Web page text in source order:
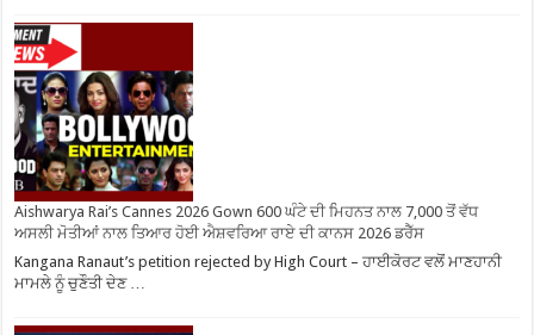
Aishwarya Rai’s Cannes 2026 Gown 600 ਘੰਟੇ ਦੀ ਮਿਹਨਤ ਨਾਲ 7,000 ਤੋਂ ਵੱਧ
ਅਸਲੀ ਮੋਤੀਆਂ ਨਾਲ ਤਿਆਰ ਹੋਈ ਐਸ਼ਵਰਿਆ ਰਾਏ ਦੀ ਕਾਨਸ 2026 ਡਰੈੱਸ
Kangana Ranaut’s petition rejected by High Court – ਹਾਈਕੋਰਟ ਵਲੋਂ ਮਾਣਹਾਨੀ
ਮਾਮਲੇ ਨੂੰ ਚੁਣੌਤੀ ਦੇਣ …